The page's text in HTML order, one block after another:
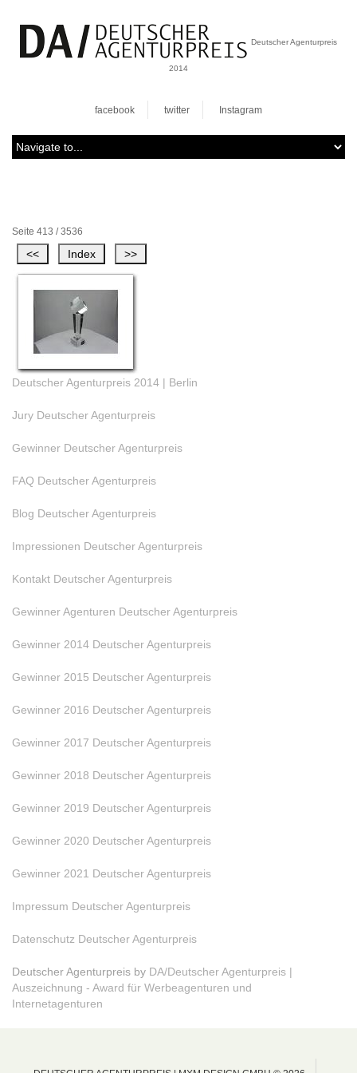
Deutscher Agenturpreis
2014
facebook twitter Instagram
Seite 413 / 3536
Deutscher Agenturpreis 2014 | Berlin
Jury Deutscher Agenturpreis
Gewinner Deutscher Agenturpreis
FAQ Deutscher Agenturpreis
Blog Deutscher Agenturpreis
Impressionen Deutscher Agenturpreis
Kontakt Deutscher Agenturpreis
Gewinner Agenturen Deutscher Agenturpreis
Gewinner 2014 Deutscher Agenturpreis
Gewinner 2015 Deutscher Agenturpreis
Gewinner 2016 Deutscher Agenturpreis
Gewinner 2017 Deutscher Agenturpreis
Gewinner 2018 Deutscher Agenturpreis
Gewinner 2019 Deutscher Agenturpreis
Gewinner 2020 Deutscher Agenturpreis
Gewinner 2021 Deutscher Agenturpreis
Impressum Deutscher Agenturpreis
Datenschutz Deutscher Agenturpreis
Deutscher Agenturpreis by DA/Deutscher Agenturpreis |
Auszeichnung - Award für Werbeagenturen und
Internetagenturen